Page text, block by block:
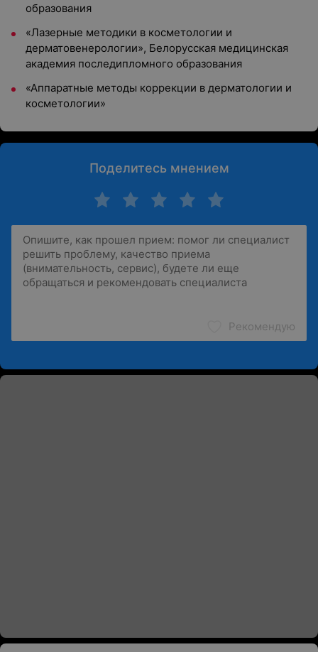
образования
«Лазерные методики в косметологии и
дерматовенерологии», Белорусская медицинская
академия последипломного образования
«Аппаратные методы коррекции в дерматологии и
косметологии»
Поделитесь мнением
Рекомендую